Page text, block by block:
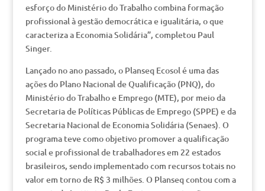
esforço do Ministério do Trabalho combina formação
profissional à gestão democrática e igualitária, o que
caracteriza a Economia Solidária”, completou Paul
Singer.
Lançado no ano passado, o Planseq Ecosol é uma das
ações do Plano Nacional de Qualificação (PNQ), do
Ministério do Trabalho e Emprego (MTE), por meio da
Secretaria de Políticas Públicas de Emprego (SPPE) e da
Secretaria Nacional de Economia Solidária (Senaes). O
programa teve como objetivo promover a qualificação
social e profissional de trabalhadores em 22 estados
brasileiros, sendo implementado com recursos totais no
valor em torno de R$ 3 milhões. O Planseq contou com a